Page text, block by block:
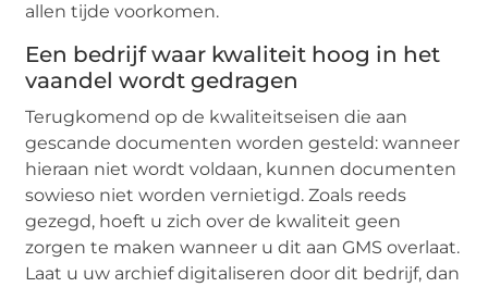
allen tijde voorkomen.
Een bedrijf waar kwaliteit hoog in het
vaandel wordt gedragen
Terugkomend op de kwaliteitseisen die aan
gescande documenten worden gesteld: wanneer
hieraan niet wordt voldaan, kunnen documenten
sowieso niet worden vernietigd. Zoals reeds
gezegd, hoeft u zich over de kwaliteit geen
zorgen te maken wanneer u dit aan GMS overlaat.
Laat u uw archief digitaliseren door dit bedrijf, dan